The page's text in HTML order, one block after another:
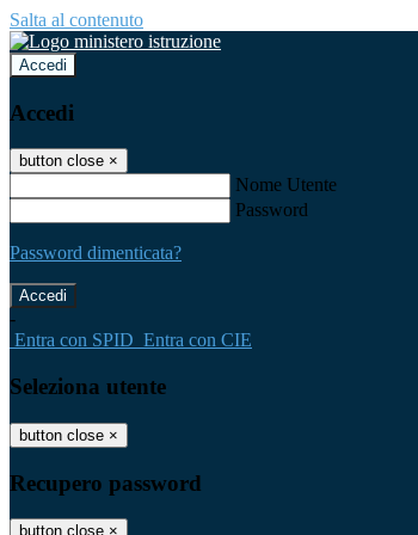
Salta al contenuto
Accedi
Accedi
button close ×
Nome Utente
Password
Password dimenticata?
-
Entra con SPID Entra con CIE
Seleziona utente
button close ×
Recupero password
button close ×